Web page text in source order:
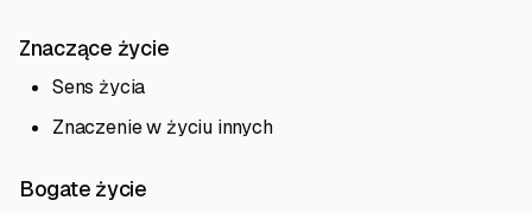
Znaczące życie
Sens życia
Znaczenie w życiu innych
Bogate życie